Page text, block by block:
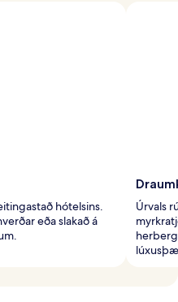
hótelsins.
eða slakað á
Úrvals